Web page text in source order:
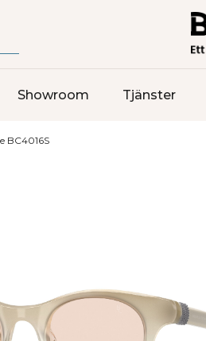
Showroom Tjänster
BC4016S